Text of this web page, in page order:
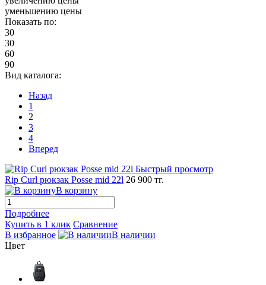
уменьшению цены
Показать по:
30
30
60
90
Вид каталога:
Назад
1
2
3
4
Вперед
Быстрый просмотр
Rip Curl рюкзак Posse mid 22l 26 900 тг.
В корзину
Подробнее
Купить в 1 клик Сравнение
В избранное
В наличии
Цвет